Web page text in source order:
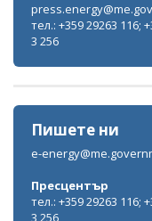
тел.: +359 29263 116;
3 256
Пишете ни
e-
Пресцентър
тел.: +359 29263 116;
3 256